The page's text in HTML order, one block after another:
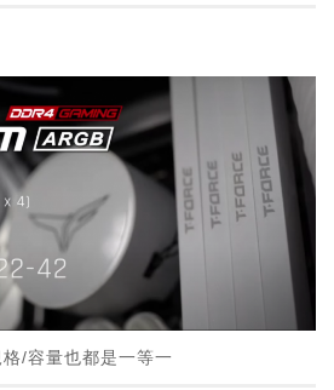
/容量也都是一等一